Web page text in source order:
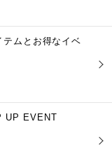
ムとお得なイベ
UP EVENT